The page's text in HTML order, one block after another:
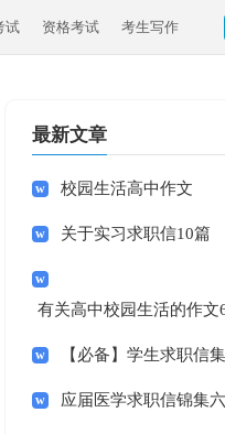
试 资格考试 考生写作
最新文章
校园生活高中作文
关于实习求职信10篇
有关高中校园生活的作文
【必备】学生求职信
应届医学求职信锦集